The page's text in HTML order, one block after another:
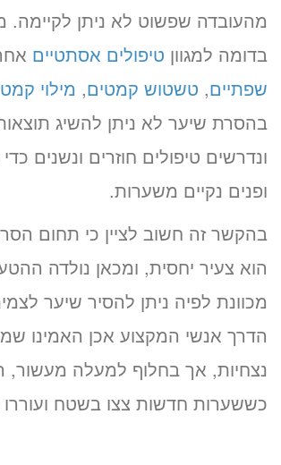
מהעובדה שפשוט לא ניתן לקיימה.
בדומה למגוון טיפולים אסתטיים
שפתיים, טשטוש קמטים, מילוי
בהסרת שיער לא ניתן להשיג
ונדרשים טיפולים חוזרים ונשנים
ופנים נקיים משערות.
בהקשר זה חשוב לציין כי תחום
הוא צעיר יחסית, ומכאן נולדה
מכוונת לפיה ניתן להסיר שיער
הדרך אנשי המקצוע אכן האמינו
נצחיות, אך בחלוף למעלה מעשור,
כששערות חדשות צצו בשטח